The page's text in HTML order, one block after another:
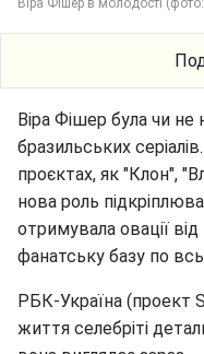
Віра Фішер в молодості
Віра Фішер була чи
бразильських
проєктах, як "Клон",
нова роль
отримувала овації
фанатську базу по
РБК-Україна (проект
життя селебріті